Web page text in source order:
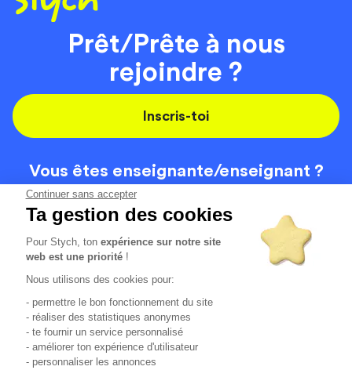
Continuer sans accepter
Ta gestion des cookies
Pour Stych, tonexpérience sur notre site
web est une priorité !
Nous utilisons des cookies pour:
- permettre le bon fonctionnement du site
- réaliser des statistiques anonymes
- te fournir un service personnalisé
- améliorer ton expérience d'utilisateur
- personnaliser les annonces
Prêt/Prête à nous
rejoindre ?
Inscris-toi
Vous êtes enseignante/enseignant ?
On recrute
Code de la route
Localisation
Contact
Tous les avis clients4.6/5 (51136 avis publiés)